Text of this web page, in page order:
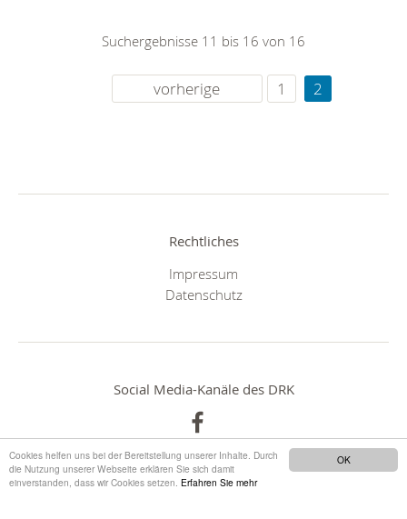
OK
Cookies helfen uns bei der Bereitstellung unserer Inhalte. Durch
die Nutzung unserer Webseite erklären Sie sich damit
einverstanden, dass wir Cookies setzen. Erfahren Sie mehr
Suchergebnisse 11 bis 16 von 16
vorherige 1 2
Rechtliches
Impressum
Datenschutz
Social Media-Kanäle des DRK